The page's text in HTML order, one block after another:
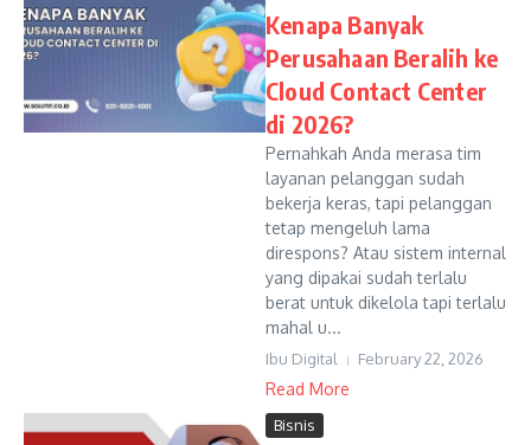
Kenapa Banyak
Perusahaan Beralih ke
Cloud Contact Center
di 2026?
Pernahkah Anda merasa tim
layanan pelanggan sudah
bekerja keras, tapi pelanggan
tetap mengeluh lama
direspons? Atau sistem internal
yang dipakai sudah terlalu
berat untuk dikelola tapi terlalu
mahal u...
Ibu Digital February 22, 2026
Read More
Bisnis